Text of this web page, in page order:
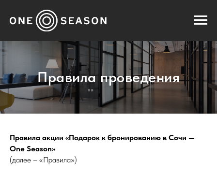
Правила проведения
Правила акции «Подарок к бронированию в Сочи —
One Season»
(далее – «Правила»)